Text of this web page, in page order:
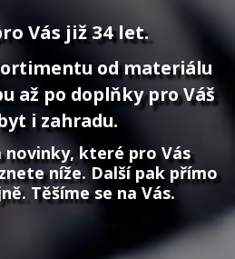
Vás již 34 let.
od materiálu
až po doplňky pro Váš
i zahradu.
novinky, které pro Vás
níže. Další pak přímo
Těšíme se na Vás.